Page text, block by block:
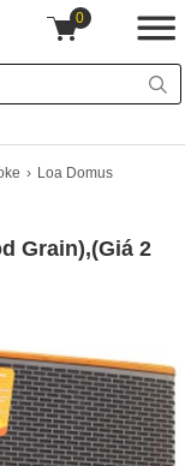
0
Loa Domus
Grain),(Giá 2